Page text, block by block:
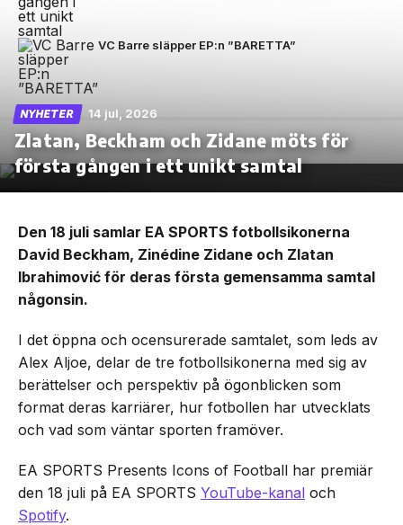
VC Barre släpper EP:n ”BARETTA”
NYHETER 14 jul, 2026
Zlatan, Beckham och Zidane möts för
första gången i ett unikt samtal
Den 18 juli samlar EA SPORTS fotbollsikonerna
David Beckham, Zinédine Zidane och Zlatan
Ibrahimović för deras första gemensamma samtal
någonsin.
I det öppna och ocensurerade samtalet, som leds av
Alex Aljoe, delar de tre fotbollsikonerna med sig av
berättelser och perspektiv på ögonblicken som
format deras karriärer, hur fotbollen har utvecklats
och vad som väntar sporten framöver.
EA SPORTS Presents Icons of Football har premiär
den 18 juli på EA SPORTS YouTube-kanal och
Spotify.